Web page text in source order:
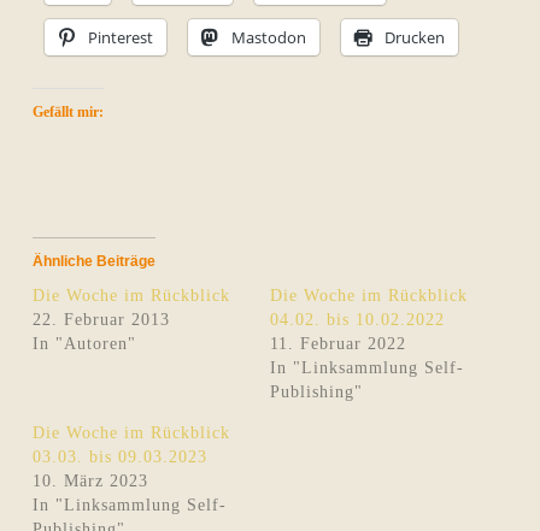
Pinterest Mastodon Drucken
Gefällt mir:
Ähnliche Beiträge
Die Woche im Rückblick
22. Februar 2013
In "Autoren"
Die Woche im Rückblick
04.02. bis 10.02.2022
11. Februar 2022
In "Linksammlung Self-
Publishing"
Die Woche im Rückblick
03.03. bis 09.03.2023
10. März 2023
In "Linksammlung Self-